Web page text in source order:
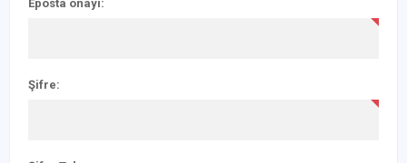
Eposta onayı:
Şifre: